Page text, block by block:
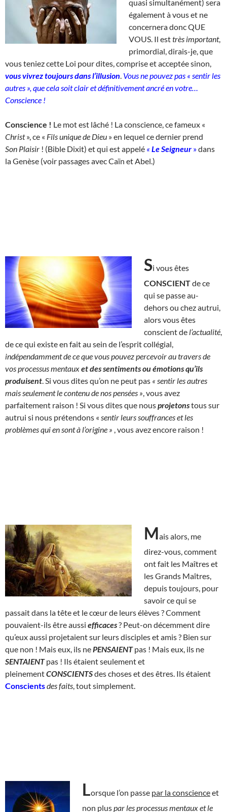
quasi simultanément) sera
également à vous et ne
concernera donc QUE
VOUS. Il esttrès important,
primordial, dirais-je, que
vous teniez cette Loi pour dites, comprise et acceptée sinon,
vous vivrez toujours dans l’illusion Vous ne pouvez pas « sentir les
autres », que cela soit clair et définitivement ancré en votre…
Conscience !
Conscience ! Le mot est lâché ! La conscience, ce fameux «
Christ», ce « Fils unique de Dieu » en lequel ce dernier prend
Son Plaisir ! (Bible Dixit) et qui est appelé « Le Seigneur »dans
la Genèse (voir passages avec Caïn et Abel.)
Si vous êtes
CONSCIENTde ce
qui se passe au-
dehors ou chez autrui,
alors vous êtes
conscient de l’actualité
de ce qui existe en fait au sein de l’esprit collégial,
indépendamment de ce que vous pouvez percevoir au travers de
vos processus mentauxet des sentiments ou émotions qu’ils
produisent . Si vous dites qu’on ne peut pas « sentir les autres
mais seulement le contenu de nos pensées » , vous avez
parfaitement raison ! Si vous dites que nousprojetonstous sur
autrui si nous prétendons « sentir leurs souffrances et les
problèmes qui en sont à l’origine » , vous avez encore raison !
Mais alors, me
direz-vous, comment
ont fait les Maîtres et
les Grands Maîtres,
depuis toujours, pour
savoir ce qui se
passait dans la tête et le cœur de leurs élèves ? Comment
pouvaient-ils être aussi efficaces? Peut-on décemment dire
qu’eux aussi projetaient sur leurs disciples et amis ? Bien sur
que non ! Mais eux, ils ne PENSAIENTpas ! Mais eux, ils ne
SENTAIENTpas ! Ils étaient seulement et
pleinementCONSCIENTSdes choses et des êtres. Ils étaient
Conscientsdes faits , tout simplement.
Lorsque l’on passe par la conscienceet
non pluspar les processus mentaux et le